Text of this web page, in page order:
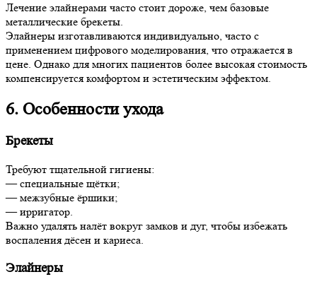
Лечение элайнерами часто стоит дороже, чем базовые
металлические брекеты.
Элайнеры изготавливаются индивидуально, часто с
применением цифрового моделирования, что отражается в
цене. Однако для многих пациентов более высокая стоимость
компенсируется комфортом и эстетическим эффектом.
6. Особенности ухода
Брекеты
Требуют тщательной гигиены:
— специальные щётки;
— межзубные ёршики;
— ирригатор.
Важно удалять налёт вокруг замков и дуг, чтобы избежать
воспаления дёсен и кариеса.
Элайнеры